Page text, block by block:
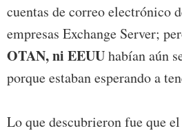
cuentas de correo electrónico
empresas Exchange Server;
OTAN, ni EEUUhabían aún
porque estaban esperando a
Lo que descubrieron fue que